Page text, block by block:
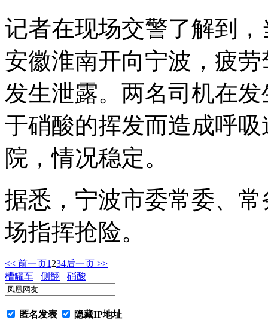
记者在现场交警了解到
安徽淮南开向宁波，疲
发生泄露。两名司机在
于硝酸的挥发而造成呼
院，情况稳定。
据悉，宁波市委常委、
场指挥抢险。
<< 前一页1 234后一页 >>
槽罐车
侧翻 硝酸
匿名发表 隐藏IP地址